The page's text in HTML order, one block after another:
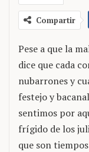
Compartir
Pese a que la
dice que cada
nubarrones y
festejo y
sentimos por
frígido de los
que son